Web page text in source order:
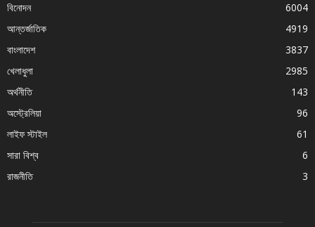
বিনোদন
6004
আন্তর্জাতিক
4919
বাংলাদেশ
3837
খেলাধুলা
2985
অর্থনীতি
143
অস্ট্রেলিয়া
96
লাইফ স্টাইল
61
সারা বিশ্ব
6
রাজনীতি
3